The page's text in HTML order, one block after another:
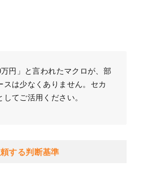
万円」と言われたマクロが、部
スは少なくありません。セカ
てご活用ください。
する判断基準